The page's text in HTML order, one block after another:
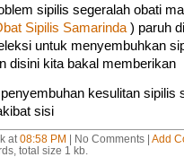
sipilis segeralah obati
Sipilis Samarinda) paruh
untuk menyembuhkan
disini kita bakal memberikan
kesulitan sipilis
sisi
at 08:58 PM | No Comments | Add
total size 1 kb.